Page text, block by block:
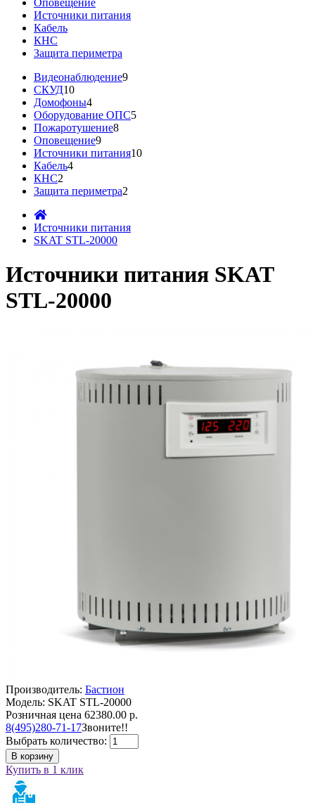
Оповещение
Источники питания
Кабель
КНС
Защита периметра
Видеонаблюдение9
СКУД10
Домофоны4
Оборудование ОПС5
Пожаротушение8
Оповещение9
Источники питания10
Кабель4
КНС2
Защита периметра2
Источники питания
SKAT STL-20000
Источники питания SKAT
STL-20000
Производитель: Бастион
Модель: SKAT STL-20000
Розничная цена 62380.00 р.
8(495)280-71-17Звоните!!
Выбрать количество:
В корзину
Купить в 1 клик